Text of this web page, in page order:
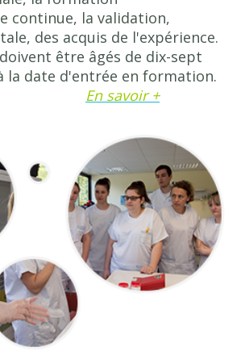
Financières
continue, la validation,
des acquis de l'expérience.
être âgés de dix-sept
la date d'entrée en formation.
En savoir +